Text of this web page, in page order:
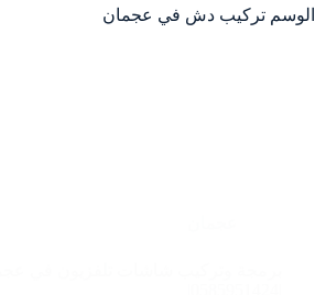
الوسم تركيب دش في عجمان